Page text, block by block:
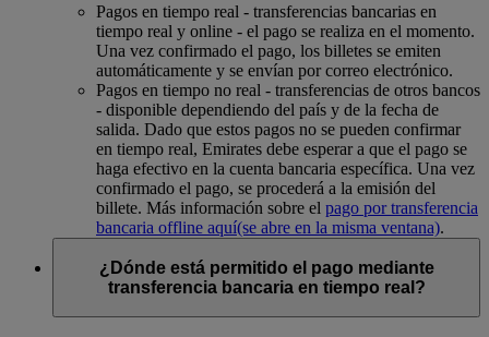
Pagos en tiempo real - transferencias bancarias en
tiempo real y online - el pago se realiza en el momento.
Una vez confirmado el pago, los billetes se emiten
automáticamente y se envían por correo electrónico.
Pagos en tiempo no real - transferencias de otros bancos
- disponible dependiendo del país y de la fecha de
salida. Dado que estos pagos no se pueden confirmar
en tiempo real, Emirates debe esperar a que el pago se
haga efectivo en la cuenta bancaria específica. Una vez
confirmado el pago, se procederá a la emisión del
billete. Más información sobre el pago por transferencia
bancaria offline aquí(se abre en la misma ventana).
¿Dónde está permitido el pago mediante
transferencia bancaria en tiempo real?